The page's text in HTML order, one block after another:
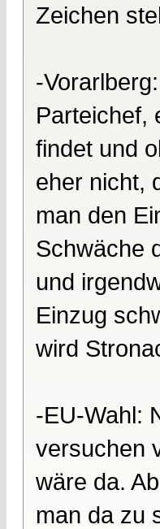
Zeichen
-
Parteichef,
findet und
eher nicht,
man den
Schwäche
und
Einzug
wird
-EU-Wahl:
versuchen
wäre da.
man da zu